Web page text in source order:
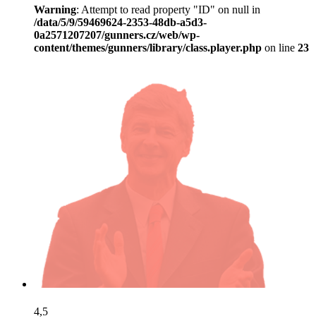
Warning: Attempt to read property "ID" on null in
/data/5/9/59469624-2353-48db-a5d3-
0a2571207207/gunners.cz/web/wp-
content/themes/gunners/library/class.player.php on line 23
4,5